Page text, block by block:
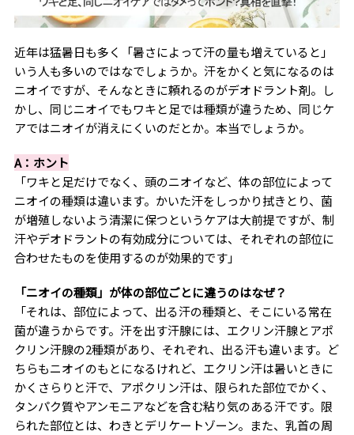
近年は猛暑日も多く「暑さによって汗の量も増えていると」
いう人も多いのではなでしょうか。汗をかくと気になるのは
ニオイですが、そんなときに頼れるのがデオドラント剤。し
かし、同じニオイでもワキと足では種類が違うため、同じケ
アではニオイが消えにくいのだとか。本当でしょうか。
A：ホント
「ワキと足だけでなく、頭のニオイなど、体の部位によって
ニオイの種類は違います。かいた汗をしっかり拭きとり、菌
が増殖しないよう清潔に保つというケアは大前提ですが、制
汗やデオドラントの有効成分については、それぞれの部位に
合わせたものを使用するのが効果的です」
「ニオイの種類」が体の部位ごとに違うのはなぜ？
「それは、部位によって、出る汗の種類と、そこにいる常在
菌が違うからです。汗を出す汗腺には、エクリン汗腺とアポ
クリン汗腺の2種類があり、それぞれ、出る汗も違います。ど
ちらもニオイのもとになるけれど、エクリン汗は暑いときに
かくさらりと汗で、アポクリン汗は、限られた部位でかく、
タンパク質やアンモニアなどを含む粘り気のある汗です。限
られた部位とは、わきとデリケートゾーン。また、乳首の周